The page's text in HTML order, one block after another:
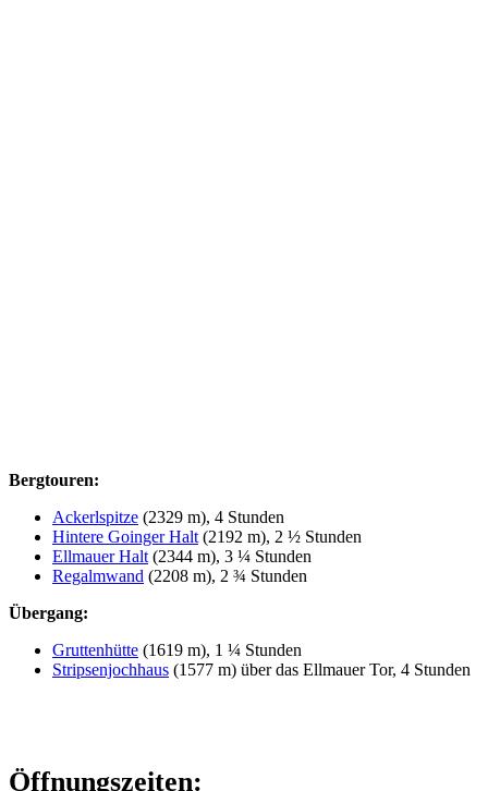
Bergtouren:
Ackerlspitze (2329 m), 4 Stunden
Hintere Goinger Halt (2192 m), 2 ½ Stunden
Ellmauer Halt (2344 m), 3 ¼ Stunden
Regalmwand (2208 m), 2 ¾ Stunden
Übergang:
Gruttenhütte (1619 m), 1 ¼ Stunden
Stripsenjochhaus (1577 m) über das Ellmauer Tor, 4 Stunden
Öffnungszeiten: